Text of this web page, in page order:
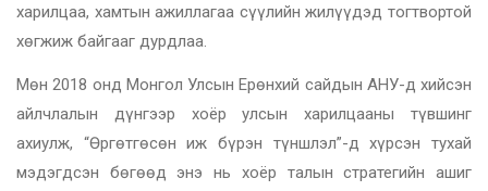
харилцаа, хамтын ажиллагаа сүүлийн жилүүдэд тогтвортой
хөгжиж байгааг дурдлаа.
Мөн 2018 онд Монгол Улсын Ерөнхий сайдын АНУ-д хийсэн
айлчлалын дүнгээр хоёр улсын харилцааны түвшинг
ахиулж, “Өргөтгөсөн иж бүрэн түншлэл”-д хүрсэн тухай
мэдэгдсэн бөгөөд энэ нь хоёр талын стратегийн ашиг